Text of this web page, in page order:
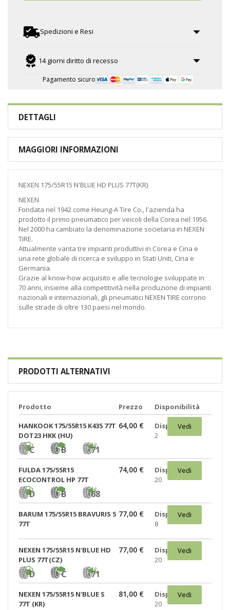
Spedizioni e Resi
14 giorni diritto di recesso
Pagamento sicuro
DETTAGLI
MAGGIORI INFORMAZIONI
NEXEN 175/55R15 N'BLUE HD PLUS 77T(KR)
NEXEN
Fondata nel 1942 come Heung-A Tire Co., l'azienda ha
prodotto il primo pneumatico per veicoli della Corea nel 1956.
Nel 2000 ha cambiato la denominazione societaria in NEXEN
TIRE.
Attualmente vanta tre impianti produttivi in Corea e Cina e
una rete globale di ricerca e sviluppo in Stati Uniti, Cina e
Germania.
Grazie al know-how acquisito e alle tecnologie sviluppate in
70 anni, insieme alla competitività nella produzione di impianti
nazionali e internazionali, gli pneumatici NEXEN TIRE corrono
sulle strade di oltre 130 paesi nel mondo.
PRODOTTI ALTERNATIVI
Prodotto Prezzo Disponibilità
HANKOOK 175/55R15 K435 77T
DOT23 HKK (HU)
C B 71
64,00 €
Disponibili:
2
Vedi
FULDA 175/55R15
ECOCONTROL HP 77T
D B 68
74,00 €
Disponibili:
20
Vedi
BARUM 175/55R15 BRAVURIS 5
77T
77,00 €
Disponibili:
8
Vedi
NEXEN 175/55R15 N'BLUE HD
PLUS 77T(CZ)
D C 71
77,00 €
Disponibili:
20
Vedi
NEXEN 175/55R15 N'BLUE S
77T (KR)
81,00 €
Disponibili:
20
Vedi